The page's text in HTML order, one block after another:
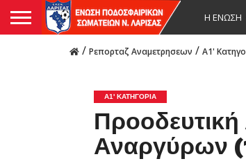
Η ΕΝΩΣΗ
/ Ρεπορταζ Αναμετρησεων / Α1'
Α1' ΚΑΤΗΓΟΡΊΑ
Αναργύρων